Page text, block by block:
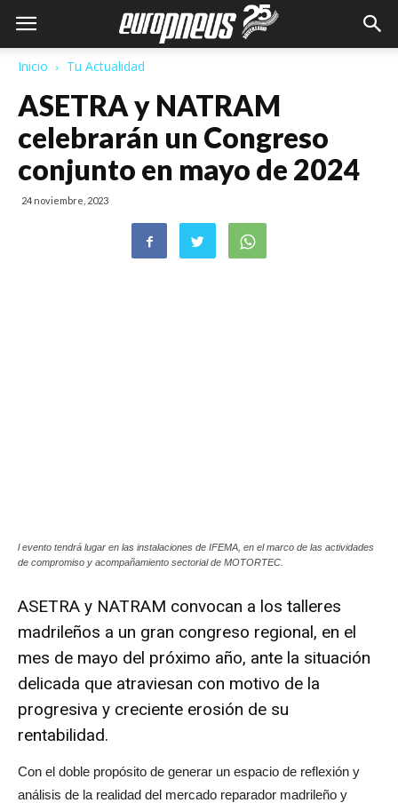
Inicio Tu Actualidad
ASETRA y NATRAM
celebrarán un Congreso
conjunto en mayo de 2024
24 noviembre, 2023
l evento tendrá lugar en las instalaciones de IFEMA, en el marco de las actividades
de compromiso y acompañamiento sectorial de MOTORTEC.
ASETRA y NATRAM convocan a los talleres
madrileños a un gran congreso regional, en el
mes de mayo del próximo año, ante la situación
delicada que atraviesan con motivo de la
progresiva y creciente erosión de su
rentabilidad.
Con el doble propósito de generar un espacio de reflexión y
análisis de la realidad del mercado reparador madrileño y